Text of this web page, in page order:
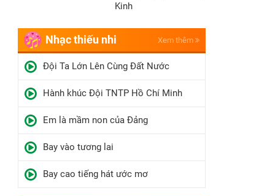
Kinh
Nhạc thiếu nhi Xem thêm
Đội Ta Lớn Lên Cùng Đất Nước
Hành khúc Đội TNTP Hồ Chí Minh
Em là mầm non của Đảng
Bay vào tương lai
Bay cao tiếng hát ước mơ